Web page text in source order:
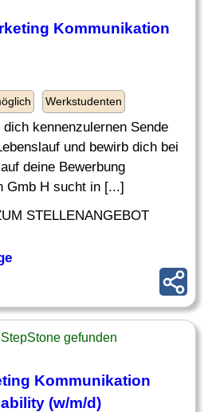
Kommunikation
Werkstudenten
kennenzulernen Sende
und bewirb dich bei
deine Bewerbung
Gmb H sucht in [...]
STELLENANGEBOT
gefunden
Kommunikation
(w/m/d)